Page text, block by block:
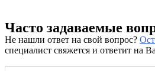
Часто задаваемые
Не нашли ответ на свой вопрос?
специалист свяжется и ответит на